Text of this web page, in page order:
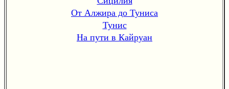
От Алжира до Туниса
Тунис
На пути в Кайруан